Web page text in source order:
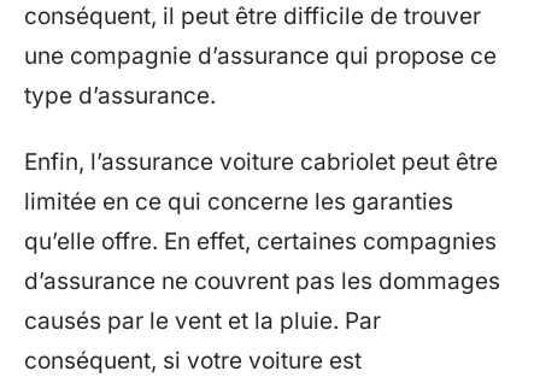
conséquent, il peut être difficile de trouver
une compagnie d’assurance qui propose ce
type d’assurance.
Enfin, l’assurance voiture cabriolet peut être
limitée en ce qui concerne les garanties
qu’elle offre. En effet, certaines compagnies
d’assurance ne couvrent pas les dommages
causés par le vent et la pluie. Par
conséquent, si votre voiture est